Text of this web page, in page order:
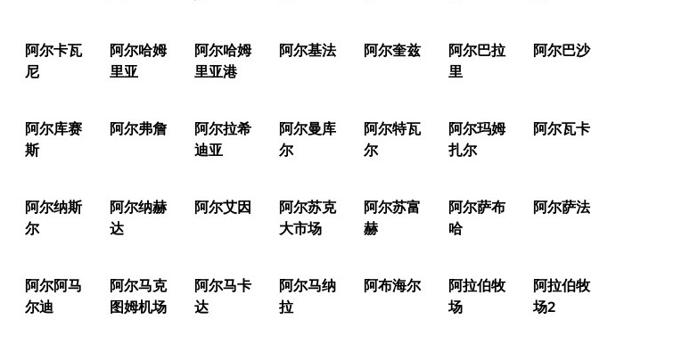
阿尔卡瓦
尼
阿尔哈姆
里亚
阿尔哈姆
里亚港
阿尔基法 阿尔奎兹
阿尔巴拉
里
阿尔巴沙
阿尔库赛
斯
阿尔弗詹
阿尔拉希
迪亚
阿尔曼库
尔
阿尔特瓦
尔
阿尔玛姆
扎尔
阿尔瓦卡
阿尔纳斯
尔
阿尔纳赫
达
阿尔艾因
阿尔苏克
大市场
阿尔苏富
赫
阿尔萨布
哈
阿尔萨法
阿尔阿马
尔迪
阿尔马克
图姆机场
阿尔马卡
达
阿尔马纳
拉
阿布海尔
阿拉伯牧
场
阿拉伯牧
场2